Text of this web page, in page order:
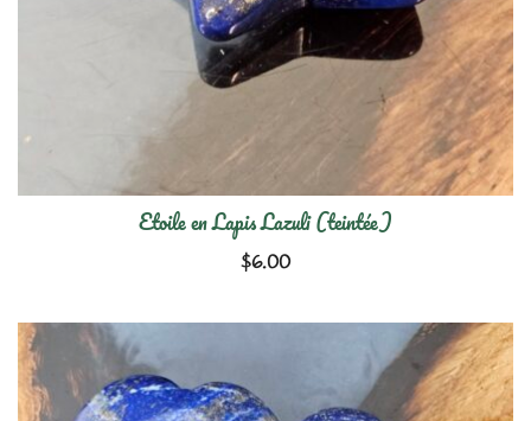
Etoile en Lapis Lazuli (teintée)
$6.00